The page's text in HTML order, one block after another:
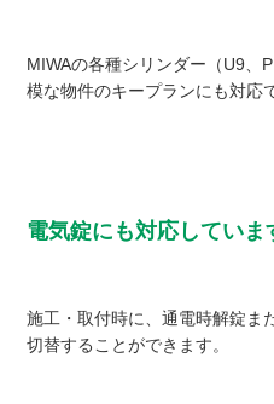
MIWAの各種シリンダー（U9、
模な物件のキープランにも対応
電気錠にも対応していま
施工・取付時に、通電時解錠ま
切替することができます。